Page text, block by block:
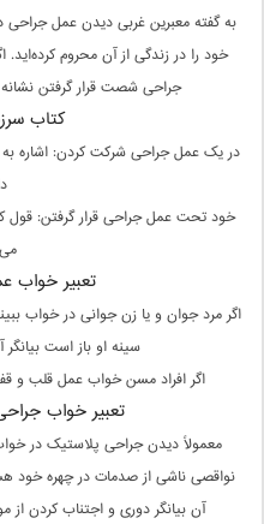
به گفته معبرین غربی دیدن عمل جراحی
خود را در زندگی از آن محروم
جراحی شصت قرار گرفتن
کتاب
در یک عمل جراحی شرکت کردن: اشاره
خود تحت عمل جراحی قرار گرفتن: قول
تعبیر خواب
اگر مرد جوان و یا زن جوانی در خواب
سینه او باز است
اگر افراد مسن خواب عمل قلب و
تعبیر خواب
معمولاً دیدن جراحی پلاستیک در
نواقصی ناشی از صدمات در چهره خود
آن بیانگر دوری و اجتناب کردن